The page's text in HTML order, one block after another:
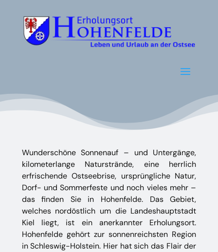
Wunderschöne Sonnenauf – und Untergänge,
kilometerlange Naturstrände, eine herrlich
erfrischende Ostseebrise, ursprüngliche Natur,
Dorf- und Sommerfeste und noch vieles mehr –
das finden Sie in Hohenfelde. Das Gebiet,
welches nordöstlich um die Landeshauptstadt
Kiel liegt, ist ein anerkannter Erholungsort.
Hohenfelde gehört zur sonnenreichsten Region
in Schleswig-Holstein. Hier hat sich das Flair der